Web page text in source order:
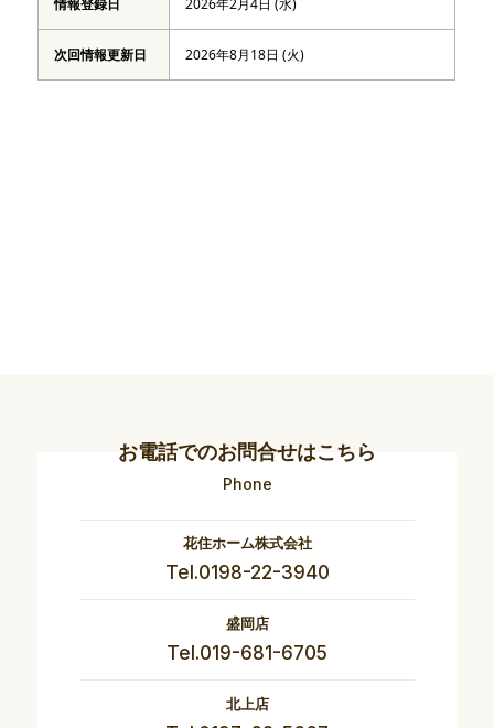
情報登録日 2026年2月4日 (水)
次回情報更新日 2026年8月18日 (火)
お電話でのお問合せはこちら
Phone
花住ホーム株式会社
Tel.0198-22-3940
盛岡店
Tel.019-681-6705
北上店